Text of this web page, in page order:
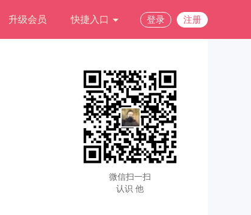
升级会员 快捷入口 登录 注册
微信扫一扫
认识 他